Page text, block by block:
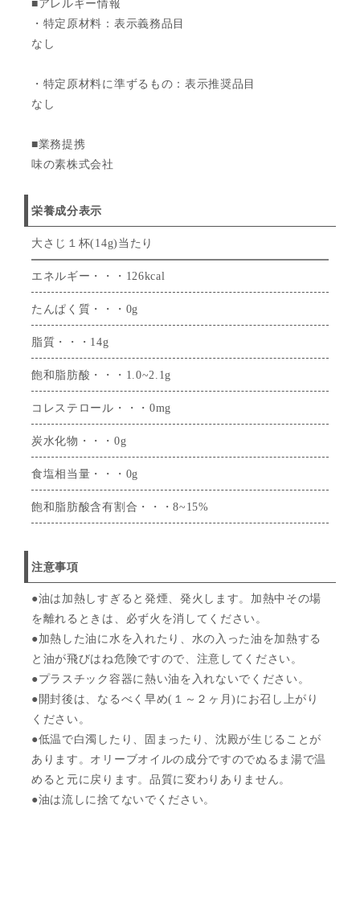
■アレルギー情報
・特定原材料：表示義務品目
なし
・特定原材料に準ずるもの：表示推奨品目
なし
■業務提携
味の素株式会社
栄養成分表示
大さじ１杯(14g)当たり
エネルギー・・・126kcal
たんぱく質・・・0g
脂質・・・14g
飽和脂肪酸・・・1.0~2.1g
コレステロール・・・0mg
炭水化物・・・0g
食塩相当量・・・0g
飽和脂肪酸含有割合・・・8~15%
注意事項
●油は加熱しすぎると発煙、発火します。加熱中その場
を離れるときは、必ず火を消してください。
●加熱した油に水を入れたり、水の入った油を加熱する
と油が飛びはね危険ですので、注意してください。
●プラスチック容器に熱い油を入れないでください。
●開封後は、なるべく早め(１～２ヶ月)にお召し上がり
ください。
●低温で白濁したり、固まったり、沈殿が生じることが
あります。オリーブオイルの成分ですのでぬるま湯で温
めると元に戻ります。品質に変わりありません。
●油は流しに捨てないでください。